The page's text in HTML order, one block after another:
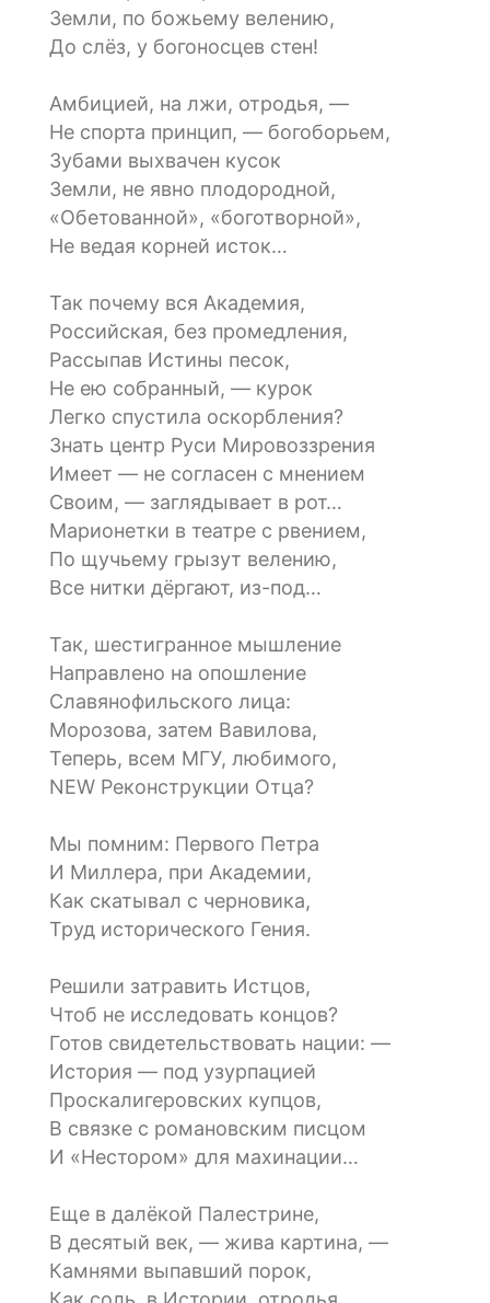
Земли, по божьему велению,
До слёз, у богоносцев стен!
Амбицией, на лжи, отродья, —
Не спорта принцип, — богоборьем,
Зубами выхвачен кусок
Земли, не явно плодородной,
«Обетованной», «боготворной»,
Не ведая корней исток…
Так почему вся Академия,
Российская, без промедления,
Рассыпав Истины песок,
Не ею собранный, — курок
Легко спустила оскорбления?
Знать центр Руси Мировоззрения
Имеет — не согласен с мнением
Своим, — заглядывает в рот…
Марионетки в театре с рвением,
По щучьему грызут велению,
Все нитки дёргают, из-под…
Так, шестигранное мышление
Направлено на опошление
Славянофильского лица:
Морозова, затем Вавилова,
Теперь, всем МГУ, любимого,
NEW Реконструкции Отца?
Мы помним: Первого Петра
И Миллера, при Академии,
Как скатывал с черновика,
Труд исторического Гения.
Решили затравить Истцов,
Чтоб не исследовать концов?
Готов свидетельствовать нации: —
История — под узурпацией
Проскалигеровских купцов,
В связке с романовским писцом
И «Нестором» для махинации…
Еще в далёкой Палестрине,
В десятый век, — жива картина, —
Камнями выпавший порок,